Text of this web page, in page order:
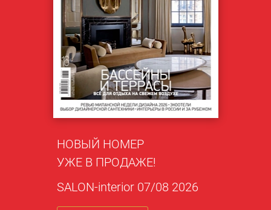
НОВЫЙ НОМЕР
УЖЕ В ПРОДАЖЕ!
SALON-interior 07/08 2026